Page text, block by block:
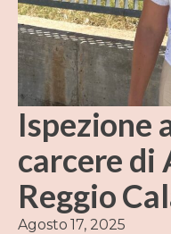
Ispezione
carcere di
Reggio
Agosto 17, 2025